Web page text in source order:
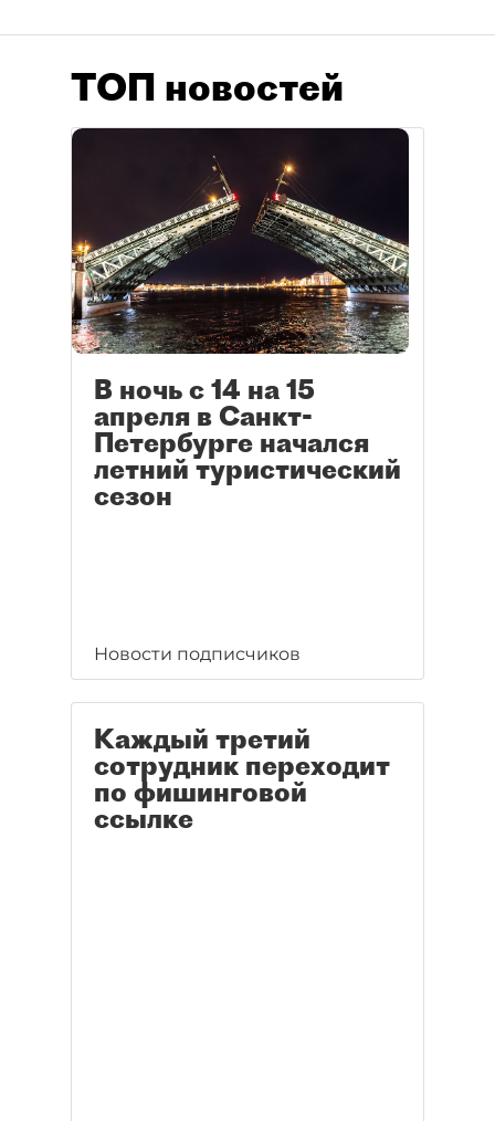
ТОП новостей
В ночь с 14 на 15
апреля в Санкт-
Петербурге начался
летний туристический
сезон
Новости подписчиков
Каждый третий
сотрудник переходит
по фишинговой
ссылке